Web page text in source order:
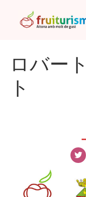
ロバー
ト